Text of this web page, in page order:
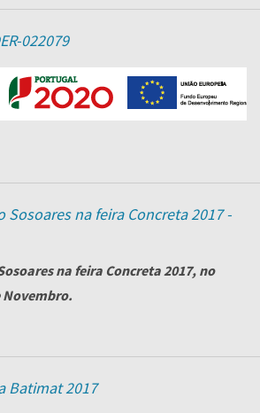
022079
Sosoares na feira Concreta 2017 -
na feira Concreta 2017, no
Novembro.
Batimat 2017